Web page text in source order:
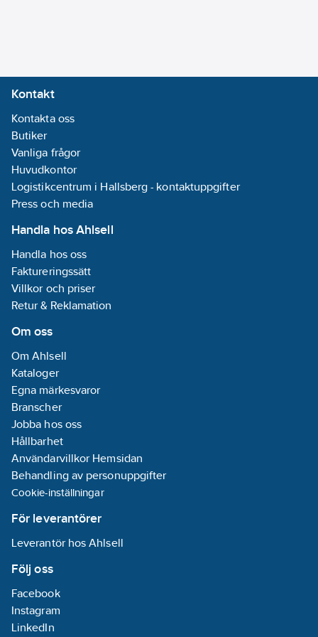
Kontakt
Kontakta oss
Butiker
Vanliga frågor
Huvudkontor
Logistikcentrum i Hallsberg - kontaktuppgifter
Press och media
Handla hos Ahlsell
Handla hos oss
Faktureringssätt
Villkor och priser
Retur & Reklamation
Om oss
Om Ahlsell
Kataloger
Egna märkesvaror
Branscher
Jobba hos oss
Hållbarhet
Användarvillkor Hemsidan
Behandling av personuppgifter
Cookie-inställningar
För leverantörer
Leverantör hos Ahlsell
Följ oss
Facebook
Instagram
LinkedIn